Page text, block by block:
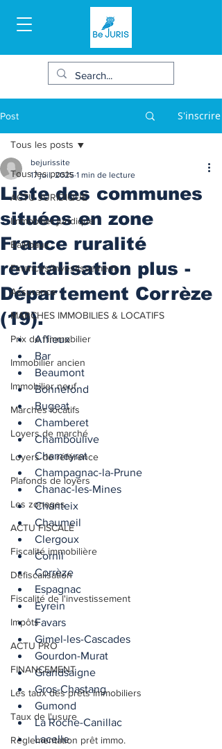
Post S'inscrire
Tous les posts
ACTU JURIDIQUE
Immobilier juridique
Bail/baux
Finances/Investissement
Assurance
MARCHES IMMOBILIES & LOCATIFS
Prix de l'immobilier
Immobilier ancien
Immobilier neuf
Marchés locatifs
Loyers de marché
Loyers de référence
Plafonds de loyers
Les zonages
ACTU FISCALE
Fiscalité immobilière
Défiscalisation
Fiscalité de l'investissement
Impôts
ACTU PRO
FINANCEMENT
Les taux des prêts immobiliers
Taux de l'usure
Règlementation prêt immo.
Tous les posts
Liste des communes
situées en zone
France ruralité
revitalisation plus -
Département Corrèze
(19).
bejurissite
17 juil. 2025 1 min de lecture
Affieux
Bar
Beaumont
Bonnefond
Bugeat
Chamberet
Chamboulive
Chameyrat
Champagnac-la-Prune
Chanac-les-Mines
Chanteix
Chaumeil
Clergoux
Cornil
Corrèze
Espagnac
Eyrein
Favars
Gimel-les-Cascades
Gourdon-Murat
Grandsaigne
Gros-Chastang
Gumond
La Roche-Canillac
Lacelle